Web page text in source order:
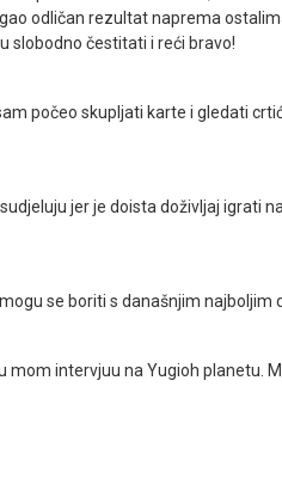
odličan rezultat naprema
slobodno čestitati i reći bravo!
počeo skupljati karte i gledati
jer je doista doživljaj igrati
se boriti s današnjim
intervjuu na Yugioh planetu.